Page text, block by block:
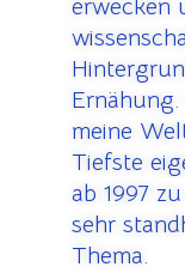
erwecken
meine
Tiefste
ab 1997
sehr
Thema.